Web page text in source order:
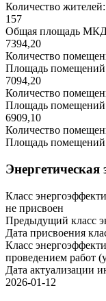
Количество жителей:
157
Общая площадь
7394,20
Количество
Площадь
7094,20
Количество
Площадь
6909,10
Количество
Площадь
Энергетическая
Класс
не присвоен
Предыдущий класс
Дата присвоения
Класс
проведением работ
Дата актуализации
2026-01-12